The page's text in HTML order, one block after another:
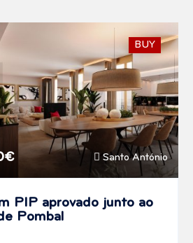
BUY
Santo António
PIP aprovado junto ao
Pombal